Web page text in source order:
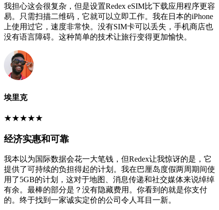
我担心这会很复杂，但是设置Redex eSIM比下载应用程序更容
易。只需扫描二维码，它就可以立即工作。我在日本的iPhone
上使用过它，速度非常快。没有SIM卡可以丢失，手机商店也
没有语言障碍。这种简单的技术让旅行变得更加愉快。
埃里克
★★★★★
经济实惠和可靠
我本以为国际数据会花一大笔钱，但Redex让我惊讶的是，它
提供了可持续的负担得起的计划。我在巴厘岛度假两周期间使
用了5GB的计划，这对于地图、消息传递和社交媒体来说绰绰
有余。最棒的部分是？没有隐藏费用。你看到的就是你支付
的。终于找到一家诚实定价的公司令人耳目一新。